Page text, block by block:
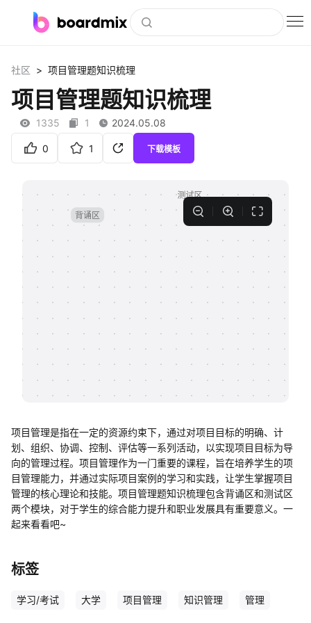
社区资源
下载
私有化部署
客户案例
支持
社区 > 项目管理题知识梳理
项目管理题知识梳理
1335 1 2024.05.08
0 1 下载模板
项目管理是指在一定的资源约束下，通过对项目目标的明确、计
划、组织、协调、控制、评估等一系列活动，以实现项目目标为导
向的管理过程。项目管理作为一门重要的课程，旨在培养学生的项
目管理能力，并通过实际项目案例的学习和实践，让学生掌握项目
管理的核心理论和技能。项目管理题知识梳理包含背诵区和测试区
两个模块，对于学生的综合能力提升和职业发展具有重要意义。一
起来看看吧~
标签
学习/考试 大学 项目管理 知识管理 管理